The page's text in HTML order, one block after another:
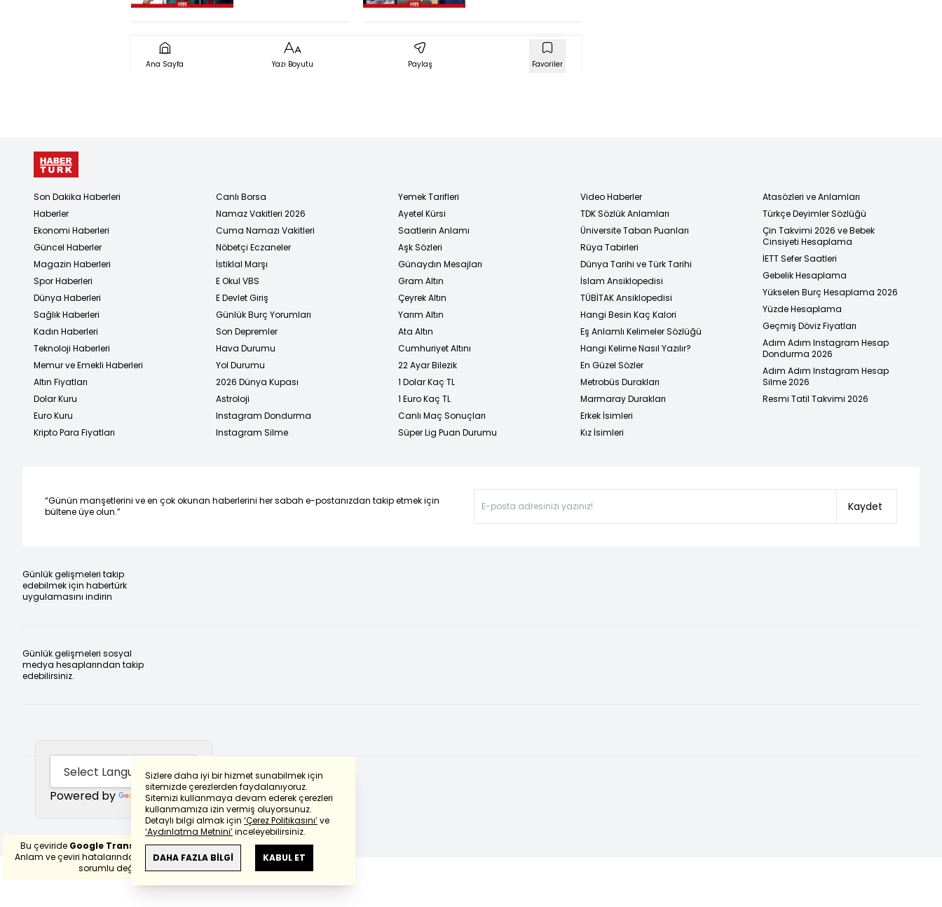
Kim, Nasıl Buldu?
Hedefte Mi?
Ana Sayfa Yazı Boyutu Paylaş Favoriler
Sizlere daha iyi bir hizmet sunabilmek için
sitemizde çerezlerden faydalanıyoruz.
Sitemizi kullanmaya devam ederek çerezleri
kullanmamıza izin vermiş oluyorsunuz.
Detaylı bilgi almak için ‘Çerez Politikasını’ve
‘Aydınlatma Metnini’inceleyebilirsiniz.
DAHA FAZLA BİLGİ KABUL ET
Son Dakika Haberleri
Haberler
Ekonomi Haberleri
Güncel Haberler
Magazin Haberleri
Spor Haberleri
Dünya Haberleri
Sağlık Haberleri
Kadın Haberleri
Teknoloji Haberleri
Memur ve Emekli Haberleri
Altın Fiyatları
Dolar Kuru
Euro Kuru
Kripto Para Fiyatları
Canlı Borsa
Namaz Vakitleri 2026
Cuma Namazı Vakitleri
Nöbetçi Eczaneler
İstiklal Marşı
E Okul VBS
E Devlet Giriş
Günlük Burç Yorumları
Son Depremler
Hava Durumu
Yol Durumu
2026 Dünya Kupası
Astroloji
Instagram Dondurma
Instagram Silme
Yemek Tarifleri
Ayetel Kürsi
Saatlerin Anlamı
Aşk Sözleri
Günaydın Mesajları
Gram Altın
Çeyrek Altın
Yarım Altın
Ata Altın
Cumhuriyet Altını
22 Ayar Bilezik
1 Dolar Kaç TL
1 Euro Kaç TL
Canlı Maç Sonuçları
Süper Lig Puan Durumu
Video Haberler
TDK Sözlük Anlamları
Üniversite Taban Puanları
Rüya Tabirleri
Dünya Tarihi ve Türk Tarihi
İslam Ansiklopedisi
TÜBİTAK Ansiklopedisi
Hangi Besin Kaç Kalori
Eş Anlamlı Kelimeler Sözlüğü
Hangi Kelime Nasıl Yazılır?
En Güzel Sözler
Metrobüs Durakları
Marmaray Durakları
Erkek İsimleri
Kız İsimleri
Atasözleri ve Anlamları
Türkçe Deyimler Sözlüğü
Çin Takvimi 2026 ve Bebek
Cinsiyeti Hesaplama
İETT Sefer Saatleri
Gebelik Hesaplama
Yükselen Burç Hesaplama 2026
Yüzde Hesaplama
Geçmiş Döviz Fiyatları
Adım Adım Instagram Hesap
Dondurma 2026
Adım Adım Instagram Hesap
Silme 2026
Resmi Tatil Takvimi 2026
“Günün manşetlerini ve en çok okunan haberlerini her sabah e-postanızdan takip etmek için
bültene üye olun.”
Kaydet
Günlük gelişmeleri takip
edebilmek için habertürk
uygulamasını indirin
Günlük gelişmeleri sosyal
medya hesaplarından takip
edebilirsiniz.
Powered by Translate
Bu çeviride Google Transletekullanılmıştır.
Anlam ve çeviri hatalarından
haberturk.com
sorumlu değildir.